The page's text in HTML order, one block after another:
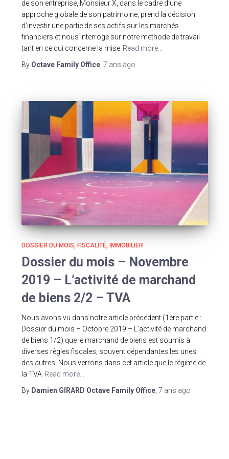
de son entreprise, Monsieur X, dans le cadre d’une
approche globale de son patrimoine, prend la décision
d’investir une partie de ses actifs sur les marchés
financiers et nous interroge sur notre méthode de travail
tant en ce qui concerne la mise Read more…
By Octave Family Office, 7 ans ago
DOSSIER DU MOIS FISCALITÉ IMMOBILIER
Dossier du mois – Novembre
2019 – L’activité de marchand
de biens 2/2 – TVA
Nous avons vu dans notre article précédent (1ère partie :
Dossier du mois – Octobre 2019 – L’activité de marchand
de biens 1/2) que le marchand de biens est soumis à
diverses règles fiscales, souvent dépendantes les unes
des autres. Nous verrons dans cet article que le régime de
la TVA Read more…
By Damien GIRARD Octave Family Office, 7 ans ago